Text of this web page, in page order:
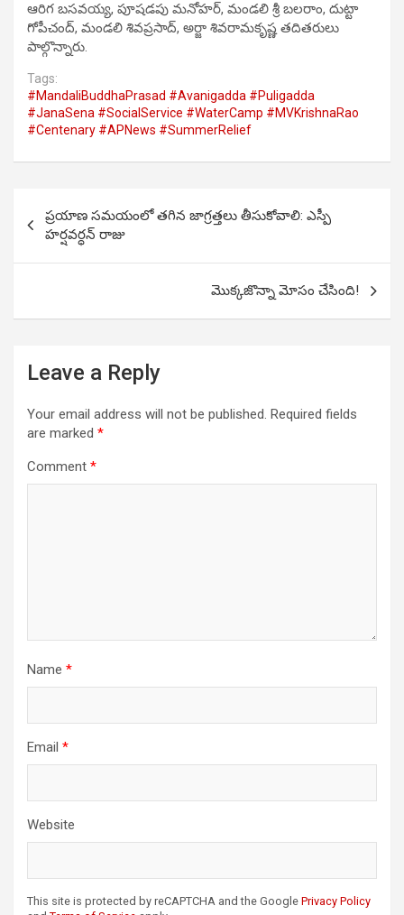
ఆరిగ బసవయ్య, పూషడపు మనోహర్, మండలి శ్రీ బలరాం, దుట్టా
గోపీచంద్, మండలి శివప్రసాద్, అర్జా శివరామకృష్ణ తదితరులు
పాల్గొన్నారు.
Tags:
#MandaliBuddhaPrasad #Avanigadda #Puligadda
#JanaSena #SocialService #WaterCamp #MVKrishnaRao
#Centenary #APNews #SummerRelief
navigation
ప్రయాణ సమయంలో తగిన జాగ్రత్తలు తీసుకోవాలి: ఎస్పీ
హర్షవర్ధన్ రాజు
మొక్కజొన్నా మోసం చేసింది!
Leave a Reply
Your email address will not be published. Required fields
are marked *
Comment *
Name *
Email *
Website
This site is protected by reCAPTCHA and the Google Privacy Policy